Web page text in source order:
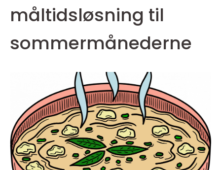
måltidsløsning til
sommermånederne